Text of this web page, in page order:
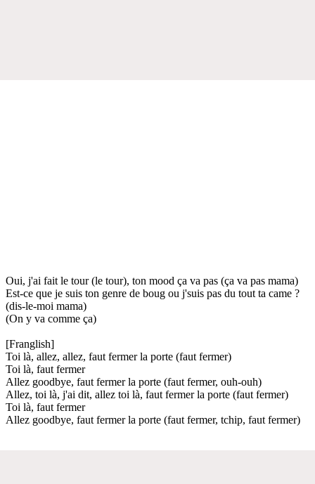
Oui, j'ai fait le tour (le tour), ton mood ça va pas (ça va pas mama)
Est-ce que je suis ton genre de boug ou j'suis pas du tout ta came ?
(dis-le-moi mama)
(On y va comme ça)
[Franglish]
Toi là, allez, allez, faut fermer la porte (faut fermer)
Toi là, faut fermer
Allez goodbye, faut fermer la porte (faut fermer, ouh-ouh)
Allez, toi là, j'ai dit, allez toi là, faut fermer la porte (faut fermer)
Toi là, faut fermer
Allez goodbye, faut fermer la porte (faut fermer, tchip, faut fermer)